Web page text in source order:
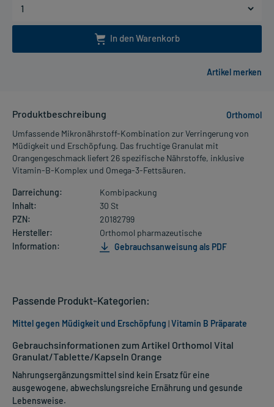
In den Warenkorb
Produktbeschreibung
Orthomol
Umfassende Mikronährstoff-Kombination zur Verringerung von
Müdigkeit und Erschöpfung. Das fruchtige Granulat mit
Orangengeschmack liefert 26 spezifische Nährstoffe, inklusive
Vitamin-B-Komplex und Omega-3-Fettsäuren.
Darreichung:
Kombipackung
Inhalt:
30 St
PZN:
20182799
Hersteller:
Orthomol pharmazeutische
Information:
Gebrauchsanweisung als PDF
Gebrauchsinformationen zum Artikel Orthomol Vital
Granulat/Tablette/Kapseln Orange
Nahrungsergänzungsmittel sind kein Ersatz für eine
ausgewogene, abwechslungsreiche Ernährung und gesunde
Lebensweise.
Passende Produkt-Kategorien:
Mittel gegen Müdigkeit und Erschöpfung |Vitamin B Präparate